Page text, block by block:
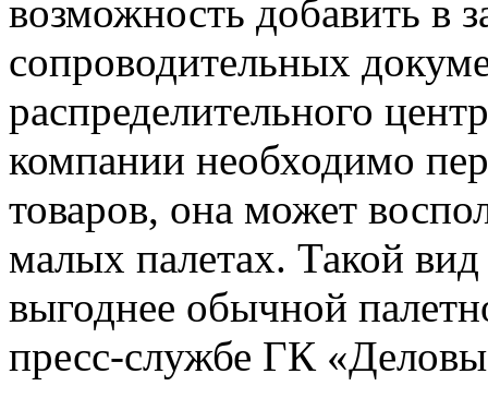
возможность добавить в
сопроводительных
распределительного
компании необходимо
товаров, она может
малых палетах. Такой
выгоднее обычной
пресс-службе ГК